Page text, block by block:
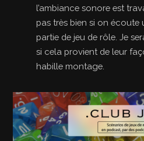
l’ambiance sonore est
pas très bien si on
partie de jeu de rôle. Je
si cela provient de leur
habille montage.